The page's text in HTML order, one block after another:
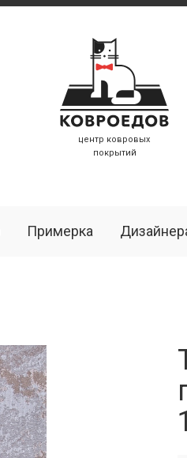
центр ковровых
покрытий
Примерка